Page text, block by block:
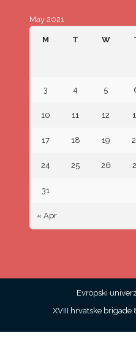
May 2021
M T W
« Apr
3 4 5
10 11 12
17 18 19
24 25 26
31
Evropski
XVIII hrvatske brigade